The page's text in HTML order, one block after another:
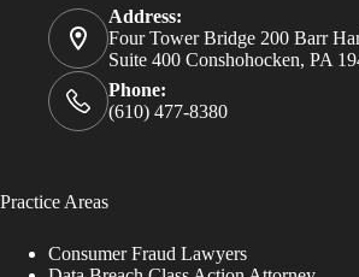
Address:
Four Tower Bridge 200 Barr
Suite 400 Conshohocken, PA
Phone:
(610) 477-8380
Practice Areas
Consumer Fraud Lawyers